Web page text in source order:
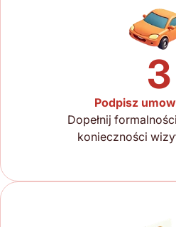
3
Podpisz
Dopełnij
konieczności